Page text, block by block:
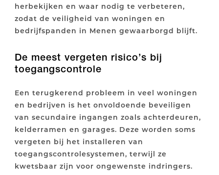
herbekijken en waar nodig te verbeteren,
zodat de veiligheid van woningen en
bedrijfspanden in Menen gewaarborgd blijft.
De meest vergeten risico’s bij
toegangscontrole
Een terugkerend probleem in veel woningen
en bedrijven is het onvoldoende beveiligen
van secundaire ingangen zoals achterdeuren,
kelderramen en garages. Deze worden soms
vergeten bij het installeren van
toegangscontrolesystemen, terwijl ze
kwetsbaar zijn voor ongewenste indringers.